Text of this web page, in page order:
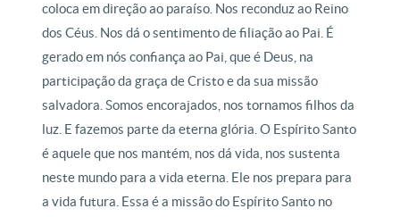
coloca em direção ao paraíso. Nos reconduz ao Reino
dos Céus. Nos dá o sentimento de filiação ao Pai. É
gerado em nós confiança ao Pai, que é Deus, na
participação da graça de Cristo e da sua missão
salvadora. Somos encorajados, nos tornamos filhos da
luz. E fazemos parte da eterna glória. O Espírito Santo
é aquele que nos mantém, nos dá vida, nos sustenta
neste mundo para a vida eterna. Ele nos prepara para
a vida futura. Essa é a missão do Espírito Santo no